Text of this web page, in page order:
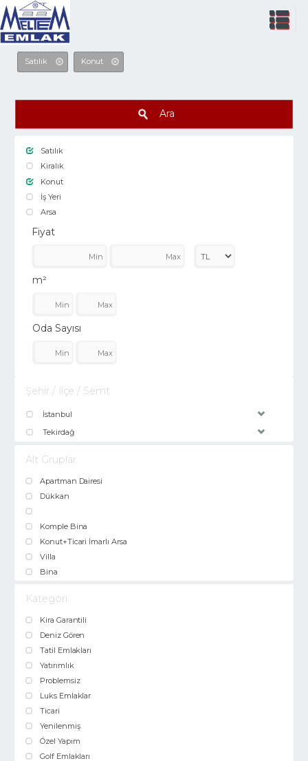
Satılık Konut
Ara
Satılık
Kiralık
Konut
İş Yeri
Arsa
Fiyat
m²
Oda Sayısı
Şehir / İlçe / Semt
İstanbul
Tekirdağ
Alt Gruplar
Apartman Dairesi
Dükkan
Komple Bina
Konut+Ticari İmarlı Arsa
Villa
Bina
Kategori
Kira Garantili
Deniz Gören
Tatil Emlakları
Yatırımlık
Problemsiz
Luks Emlaklar
Ticari
Yenilenmiş
Özel Yapım
Golf Emlakları